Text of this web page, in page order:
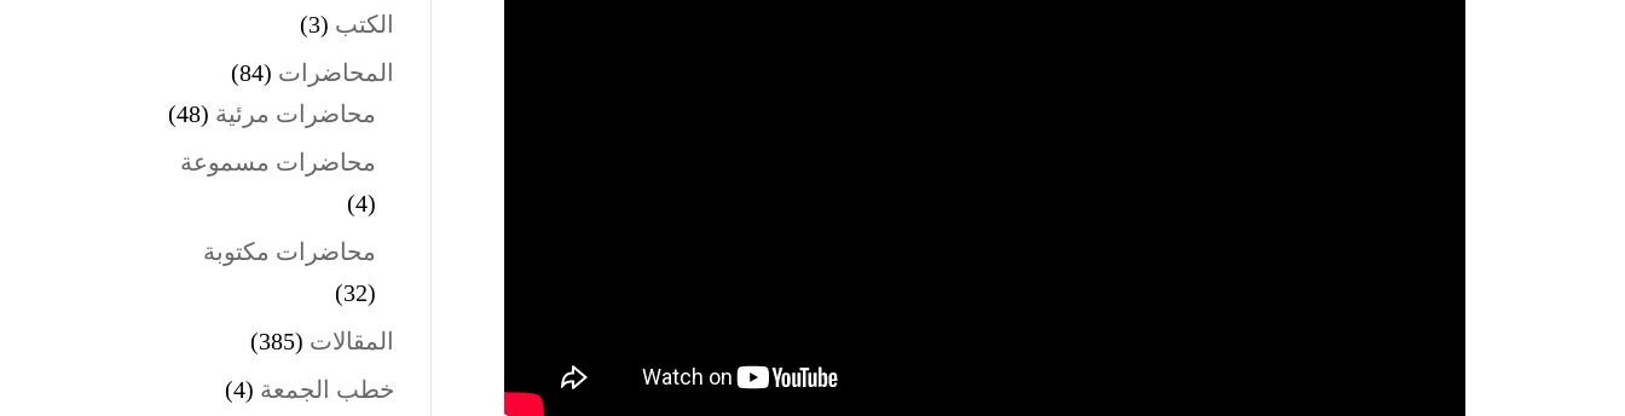
الكتب (3)
المحاضرات (84)
محاضرات مرئية (48)
محاضرات مسموعة
(4)
محاضرات مكتوبة
(32)
المقالات (385)
خطب الجمعة (4)